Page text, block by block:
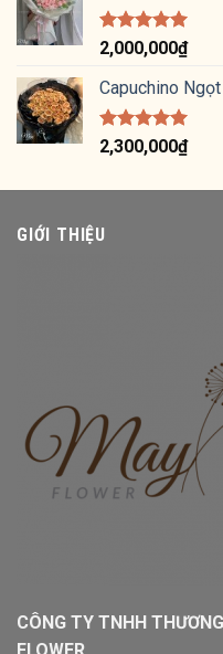
Được xếp
hạng 5.00
5 sao
2,000,000₫
Capuchino
Được xếp
hạng 5.00
2,300,000₫
GIỚI THIỆU
CÔNG TY TNHH